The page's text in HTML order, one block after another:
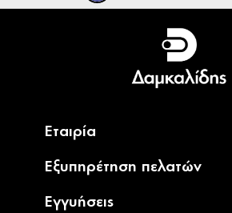
Ελληνικά
English
Εταιρία
Εξυπηρέτηση πελατών
Εγγυήσεις